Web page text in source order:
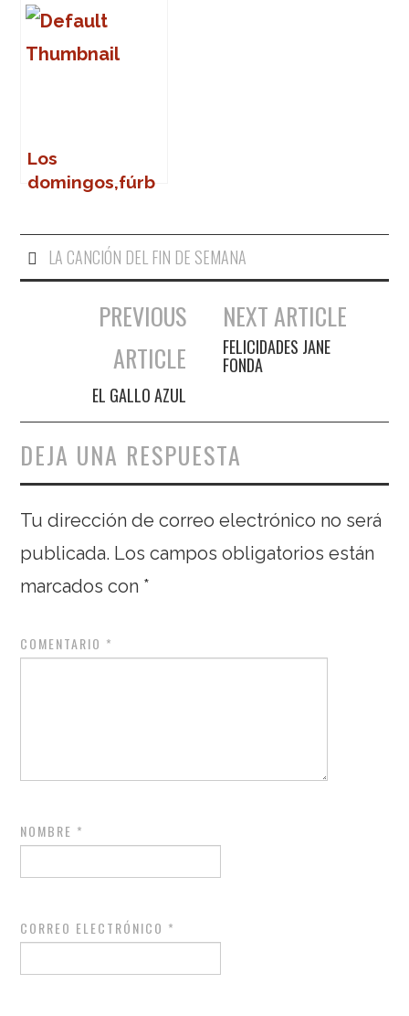
Los
domingos,fúrb
con nombre de
construcciones
del hombre
LA CANCIÓN DEL FIN DE SEMANA
Navegación de entradas
PREVIOUS
ARTICLE
EL GALLO AZUL
NEXT ARTICLE
FELICIDADES JANE
FONDA
DEJA UNA RESPUESTA
Tu dirección de correo electrónico no será
publicada. Los campos obligatorios están
marcados con *
COMENTARIO *
NOMBRE *
CORREO ELECTRÓNICO *